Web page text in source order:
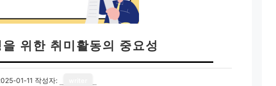
위한 취미활동의 중요성
01-11 작성자: